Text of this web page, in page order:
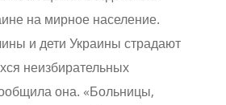
на мирное население.
и дети Украины страдают
неизбирательных
она. «Больницы,